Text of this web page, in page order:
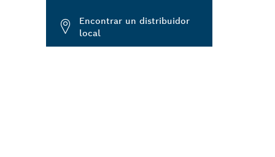
Encontrar un distribuidor
local